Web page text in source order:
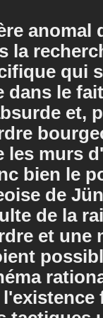
anomal
la
qui
dans le
et,
les murs
bien le
de
de la
et une